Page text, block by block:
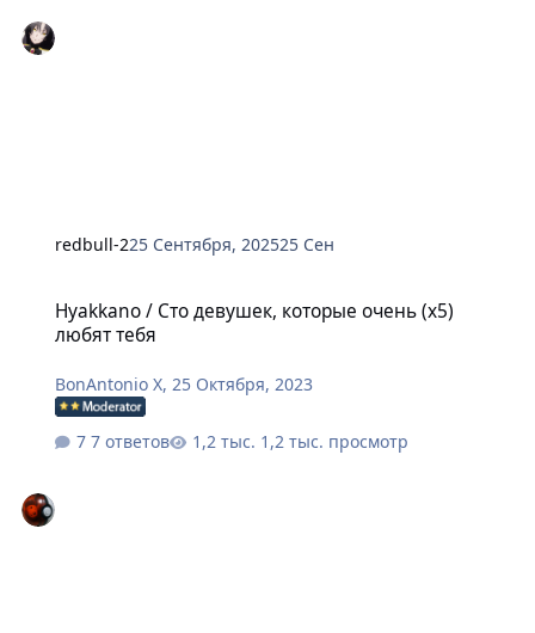
redbull-225 Сентября, 202525 Сен
Hyakkano / Сто девушек, которые очень (х5)
любят тебя
BonAntonio X,25 Октября, 2023
7 ответов 1,2 тыс. просмотр